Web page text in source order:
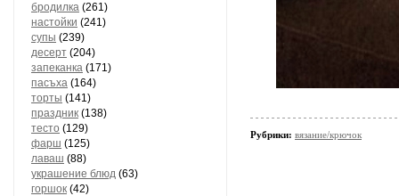
бродилка (261)
настойки (241)
супы (239)
десерт (204)
запеканка (171)
пасъха (164)
торты (141)
праздник (138)
тесто (129)
фарш (125)
лаваш (88)
украшение блюд (63)
горшок (42)
Рубрики: вязание/крючок